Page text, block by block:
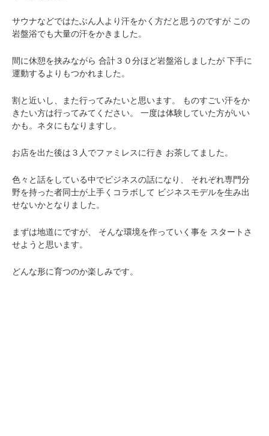
サウナなどではたぶん人より汗をかく方だと思うのですが この
岩盤浴でも大量の汗をかきました。
間に休憩を挟みながら 合計３０分ほど岩盤浴しましたが 下手に
運動するよりもつかれました。
割と近いし、また行ってみたいと思います。
ものすごい汗をか
きたい方は行ってみてください。
一度は体験していた方がいい
かも。ネタにもなりますし。
お店を出た後は３人でファミレスに行き お茶してました。
色々と話をしている中でビジネスの話になり、
それぞれ専門分
野を持った者同士が上手くコラボして ビジネスモデルを生み出
せないかとなりました。
まずは地道にですが、 そんな環境を作っていく事を スタートさ
せようと思います。
どんな形に育つのか楽しみです。